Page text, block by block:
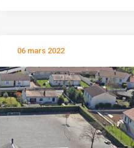
06 mars 2022